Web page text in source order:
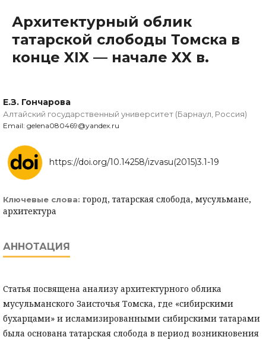
Архитектурный облик
татарской слободы Томска в
конце XIX — начале XX в.
Е.З. Гончарова
Алтайский государственный университет (Барнаул, Россия)
Email: gelena080469@yandex.ru
https://doi.org/10.14258/izvasu(2015)3.1-19
Ключевые слова: город, татарская слобода, мусульмане,
архитектура
АННОТАЦИЯ
Статья посвящена анализу архитектурного облика
мусульманского Заисточья Томска, где «сибирскими
бухарцами» и исламизированными сибирскими татарами
была основана татарская слобода в период возникновения